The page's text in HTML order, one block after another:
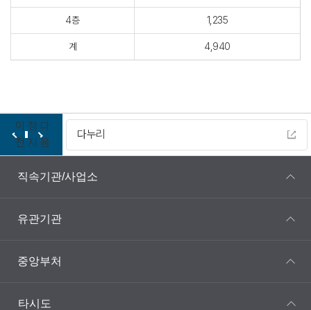
4층 1,235
계 4,940
이
전
정
지
다
음
다누리
직속기관/사업소
유관기관
중앙부처
타시도